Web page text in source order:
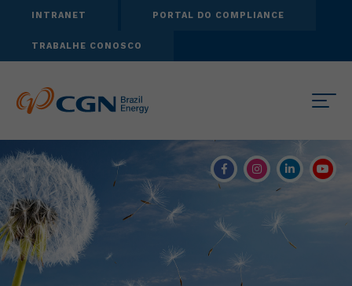
INTRANET PORTAL DO COMPLIANCE
TRABALHE CONOSCO